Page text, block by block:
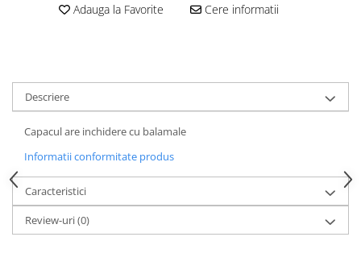
Adauga la Favorite Cere informatii
Descriere
Capacul are inchidere cu balamale
Informatii conformitate produs
Caracteristici
Review-uri(0)